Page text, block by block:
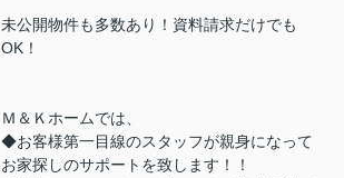
未公開物件も多数あり！資料請求だけでも
OK！
Ｍ＆Ｋホームでは、
◆お客様第一目線のスタッフが親身になって
お家探しのサポートを致します！！